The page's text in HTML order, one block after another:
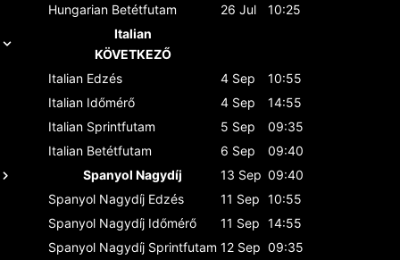
Hungarian Betétfutam 26 Jul
10:25
Italian
KÖVETKEZŐ
Italian Edzés 4 Sep
10:55
Italian Időmérő 4 Sep
14:55
Italian Sprintfutam 5 Sep
09:35
Italian Betétfutam 6 Sep
09:40
Spanyol Nagydíj
13 Sep 09:40
Spanyol Nagydíj Edzés 11 Sep 10:55
Spanyol Nagydíj Időmérő 11 Sep 14:55
Spanyol Nagydíj Sprintfutam 12 Sep 09:35